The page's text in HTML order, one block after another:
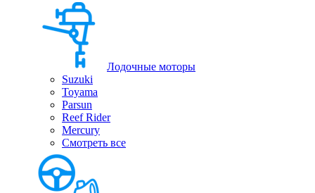
Лодочные моторы
Suzuki
Toyama
Parsun
Reef Rider
Mercury
Смотреть все